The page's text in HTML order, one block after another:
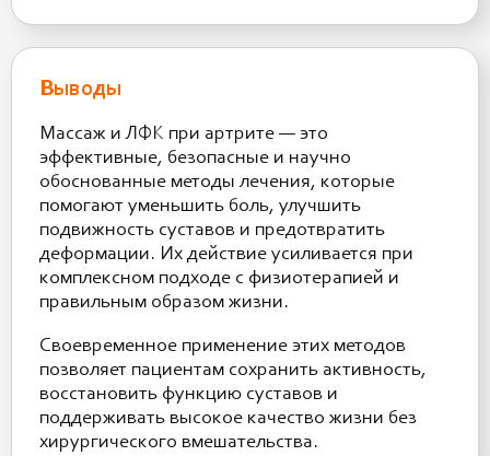
Выводы
Массаж и ЛФК при артрите — это
эффективные, безопасные и научно
обоснованные методы лечения, которые
помогают уменьшить боль, улучшить
подвижность суставов и предотвратить
деформации. Их действие усиливается при
комплексном подходе с физиотерапией и
правильным образом жизни.
Своевременное применение этих методов
позволяет пациентам сохранить активность,
восстановить функцию суставов и
поддерживать высокое качество жизни без
хирургического вмешательства.